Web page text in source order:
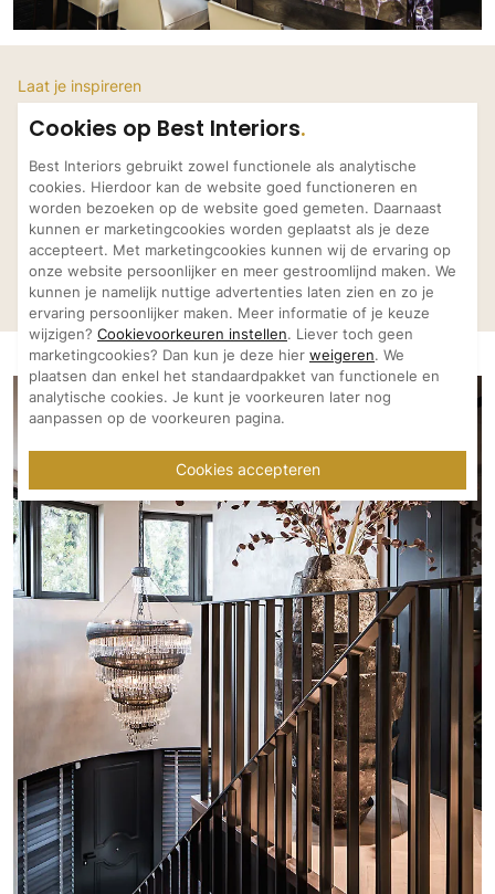
Laat je inspireren
Bekijk meer projecten van
Versteegh Design
Versteegh Design
Kantoor Inrichting
Wolkat RecyclingVersteegh Design
Badhotel
Domburg
Cookies op Best Interiors
Best Interiors gebruikt zowel functionele als analytische
cookies. Hierdoor kan de website goed functioneren en
worden bezoeken op de website goed gemeten. Daarnaast
kunnen er marketingcookies worden geplaatst als je deze
accepteert. Met marketingcookies kunnen wij de ervaring op
onze website persoonlijker en meer gestroomlijnd maken. We
kunnen je namelijk nuttige advertenties laten zien en zo je
ervaring persoonlijker maken. Meer informatie of je keuze
wijzigen? Cookievoorkeuren instellen. Liever toch geen
marketingcookies? Dan kun je deze hier weigeren. We
plaatsen dan enkel het standaardpakket van functionele en
analytische cookies. Je kunt je voorkeuren later nog
aanpassen op de voorkeuren pagina.
Cookies accepteren